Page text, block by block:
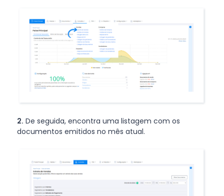
2. De seguida, encontra uma listagem com os
documentos emitidos no mês atual.